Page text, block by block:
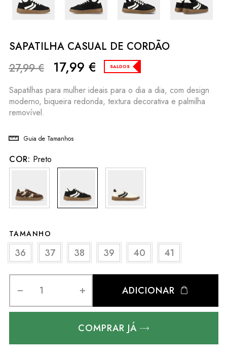
SAPATILHA CASUAL DE CORDÃO
27,99€ 17,99 € SALDOS
Sapatilhas para mulher ideais para o dia a dia, com design
moderno, biqueira redonda, textura decorativa e palmilha
removível.
Guia de Tamanhos
COR: Preto
TAMANHO
36 37 38 39 40 41
ADICIONAR
COMPRAR JÁ